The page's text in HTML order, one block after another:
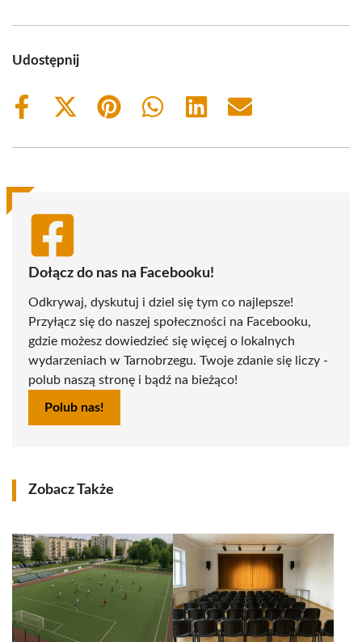
Udostępnij
Share
Share
(Twitter)
Share
Share
Share
Share
Dołącz do nas na Facebooku!
Odkrywaj, dyskutuj i dziel się tym co najlepsze!
Przyłącz się do naszej społeczności na Facebooku,
gdzie możesz dowiedzieć się więcej o lokalnych
wydarzeniach w Tarnobrzegu. Twoje zdanie się liczy -
polub naszą stronę i bądź na bieżąco!
Polub nas!
Zobacz Także